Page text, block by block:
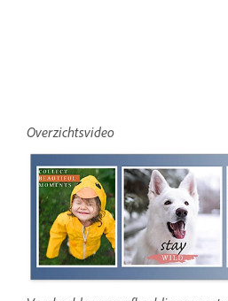
Overzichtsvideo